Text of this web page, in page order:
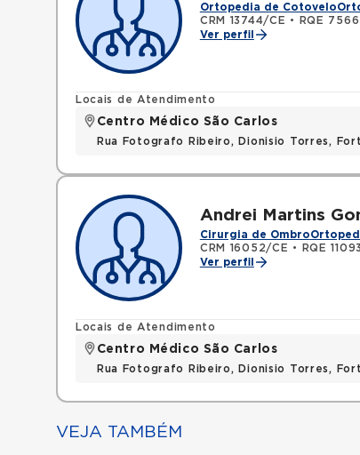
Ortopedia de Cotovelo
CRM 13744/CE •
RQE
Ver perfil
Locais de Atendimento
Centro Médico São Carlos
Rua Fotografo Ribeiro, Dionisio Torres,
Andrei Martins
Cirurgia de Ombro
CRM 16052/CE •
RQE
Ver perfil
Locais de Atendimento
Centro Médico São Carlos
Rua Fotografo Ribeiro, Dionisio Torres,
VEJA TAMBÉM